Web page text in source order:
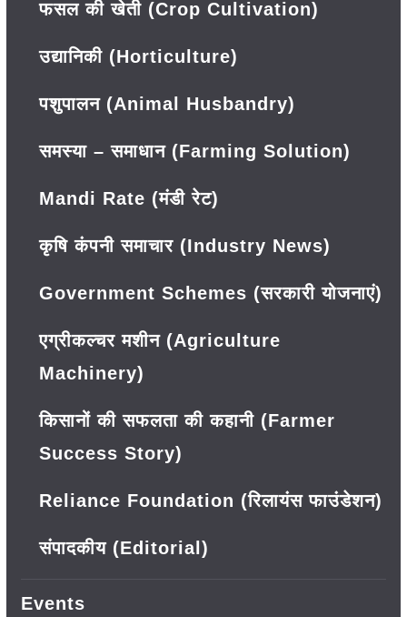
फसल की खेती (Crop Cultivation)
उद्यानिकी (Horticulture)
पशुपालन (Animal Husbandry)
समस्या – समाधान (Farming Solution)
Mandi Rate (मंडी रेट)
कृषि कंपनी समाचार (Industry News)
Government Schemes (सरकारी योजनाएं)
एग्रीकल्चर मशीन (Agriculture
Machinery)
किसानों की सफलता की कहानी (Farmer
Success Story)
Reliance Foundation (रिलायंस फाउंडेशन)
संपादकीय (Editorial)
Events